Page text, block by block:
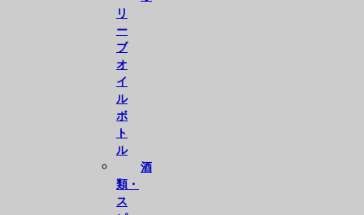
リ
ー
ブ
オ
イ
ル
ボ
ト
ル
酒
類・
ス